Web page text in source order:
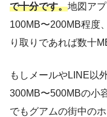
で十分です。地図ア
100MB〜200MB程度
り取りであれば数十
もしメールやLINE以
300MB〜500MBの小
でもグアムの街中の